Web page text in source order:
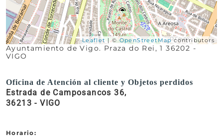
Leaflet | ©OpenStreetMapcontributors
Ayuntamiento de Vigo. Praza do Rei, 1 36202 -
VIGO
Oficina de Atención al cliente y Objetos perdidos
Estrada de Camposancos 36,
36213 - VIGO
Horario: